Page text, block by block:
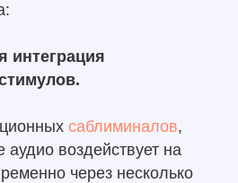
интеграция
саблиминалов,
воздействует на
через несколько